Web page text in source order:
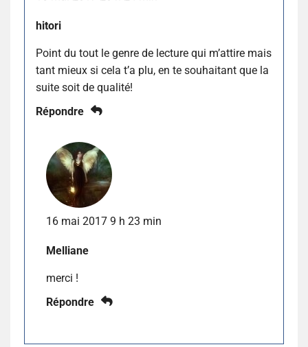
hitori
Point du tout le genre de lecture qui m’attire mais
tant mieux si cela t’a plu, en te souhaitant que la
suite soit de qualité!
Répondre
16 mai 2017 9 h 23 min
Melliane
merci !
Répondre